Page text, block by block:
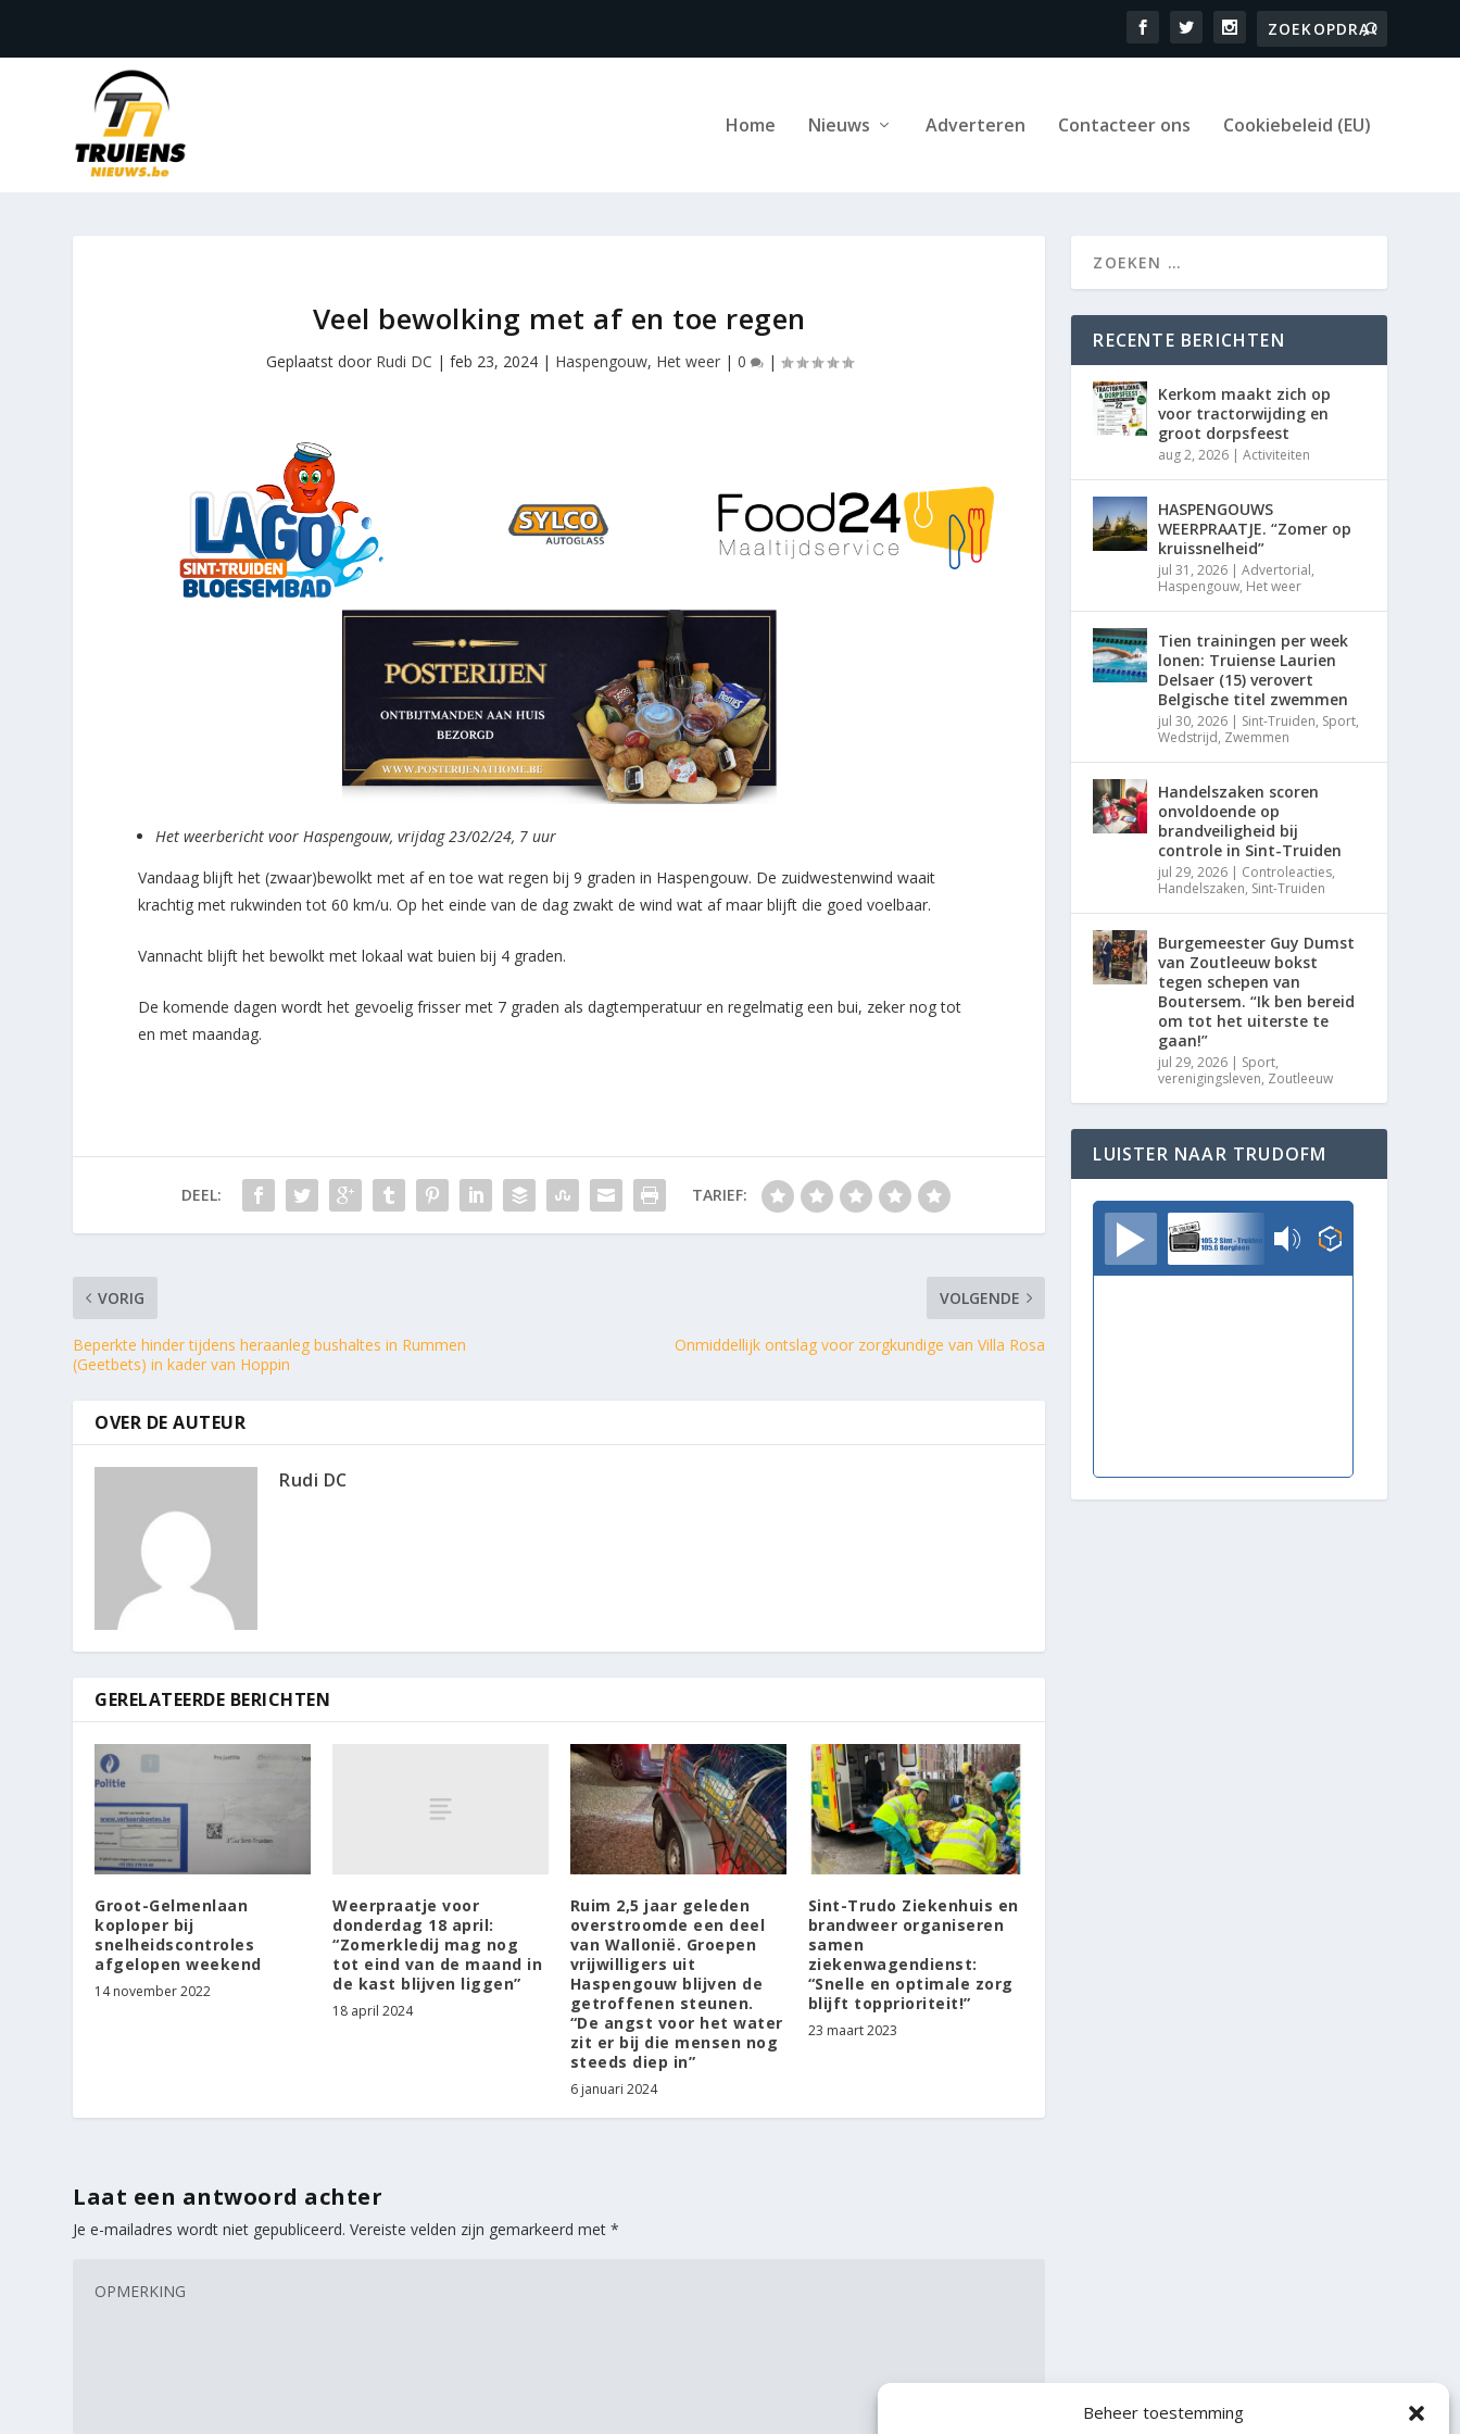
Beheer toestemming
Home Nieuws Adverteren Contacteer ons Cookiebeleid (EU)
Veel bewolking met af en toe regen
Geplaatst door Rudi DC | feb 23, 2024| Haspengouw, Het weer| 0 |
Het weerbericht voor Haspengouw, vrijdag 23/02/24, 7 uur
Vandaag blijft het (zwaar)bewolkt met af en toe wat regen bij 9 graden in Haspengouw. De zuidwestenwind waait
krachtig met rukwinden tot 60 km/u. Op het einde van de dag zwakt de wind wat af maar blijft die goed voelbaar.
Vannacht blijft het bewolkt met lokaal wat buien bij 4 graden.
De komende dagen wordt het gevoelig frisser met 7 graden als dagtemperatuur en regelmatig een bui, zeker nog tot
en met maandag.
DEEL: TARIEF:
VORIG
Beperkte hinder tijdens heraanleg bushaltes in Rummen
(Geetbets) in kader van Hoppin
VOLGENDE
Onmiddellijk ontslag voor zorgkundige van Villa Rosa
OVER DE AUTEUR
Rudi DC
GERELATEERDE BERICHTEN
Groot-Gelmenlaan
koploper bij
snelheidscontroles
afgelopen weekend
14 november 2022
Weerpraatje voor
donderdag 18 april:
“Zomerkledij mag nog
tot eind van de maand in
de kast blijven liggen”
18 april 2024
Ruim 2,5 jaar geleden
overstroomde een deel
van Wallonië. Groepen
vrijwilligers uit
Haspengouw blijven de
getroffenen steunen.
“De angst voor het water
zit er bij die mensen nog
steeds diep in”
6 januari 2024
Sint-Trudo Ziekenhuis en
brandweer organiseren
samen
ziekenwagendienst:
“Snelle en optimale zorg
blijft topprioriteit!”
23 maart 2023
Laat een antwoord achter
Je e-mailadres wordt niet gepubliceerd. Vereiste velden zijn gemarkeerd met*
RECENTE BERICHTEN
Kerkom maakt zich op
voor tractorwijding en
groot dorpsfeest
aug 2, 2026 |Activiteiten
HASPENGOUWS
WEERPRAATJE. “Zomer op
kruissnelheid”
jul 31, 2026 |Advertorial,
Haspengouw, Het weer
Tien trainingen per week
lonen: Truiense Laurien
Delsaer (15) verovert
Belgische titel zwemmen
jul 30, 2026 | Sint-Truiden, Sport,
Wedstrijd, Zwemmen
Handelszaken scoren
onvoldoende op
brandveiligheid bij
controle in Sint-Truiden
jul 29, 2026 | Controleacties,
Handelszaken, Sint-Truiden
Burgemeester Guy Dumst
van Zoutleeuw bokst
tegen schepen van
Boutersem. “Ik ben bereid
om tot het uiterste te
gaan!”
jul 29, 2026 | Sport,
verenigingsleven, Zoutleeuw
LUISTER NAAR TRUDOFM
TrudoFM